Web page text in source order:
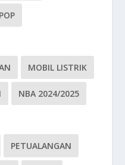
MOBIL LISTRIK
NBA 2024/2025
PETUALANGAN